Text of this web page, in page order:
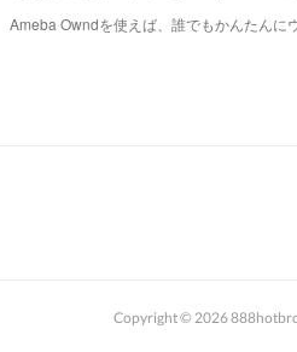
Ameba Owndを使えば、誰でもかんたんに
Copyright © 2026